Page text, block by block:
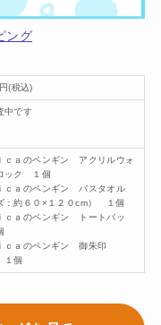
ング
(税込)
中です
ｃａのペンギン アクリルウォ
ック １個
ｃａのペンギン バスタオル
：約６０×１２０cm） １個
ｃａのペンギン トートバッ
ｃａのペンギン 御朱印
個